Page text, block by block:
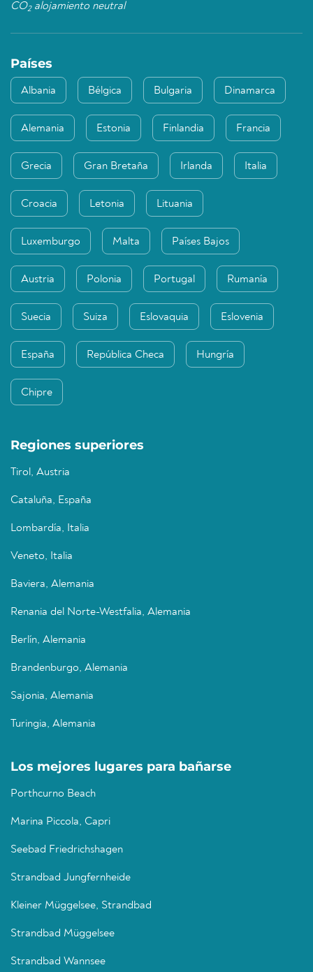
CO2alojamiento neutral
Países
Albania Bélgica Bulgaria Dinamarca
Alemania Estonia Finlandia Francia
Grecia Gran Bretaña Irlanda Italia
Croacia Letonia Lituania
Luxemburgo Malta Países Bajos
Austria Polonia Portugal Rumanía
Suecia Suiza Eslovaquia Eslovenia
España República Checa Hungría
Chipre
Regiones superiores
Tirol, Austria
Cataluña, España
Lombardía, Italia
Veneto, Italia
Baviera, Alemania
Renania del Norte-Westfalia, Alemania
Berlín, Alemania
Brandenburgo, Alemania
Sajonia, Alemania
Turingia, Alemania
Los mejores lugares para bañarse
Porthcurno Beach
Marina Piccola, Capri
Seebad Friedrichshagen
Strandbad Jungfernheide
Kleiner Müggelsee, Strandbad
Strandbad Müggelsee
Strandbad Wannsee